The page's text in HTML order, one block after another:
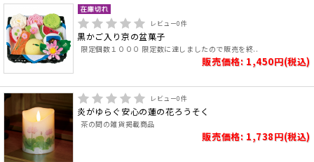
レビュー0件
黒かご入り京の盆菓子
限定個数１０００ 限定数に達しましたので販売を終..
販売価格: 1,450円(税込)
レビュー0件
炎がゆらぐ安心の蓮の花ろうそく
茶の間の雑貨掲載商品
販売価格: 1,738円(税込)